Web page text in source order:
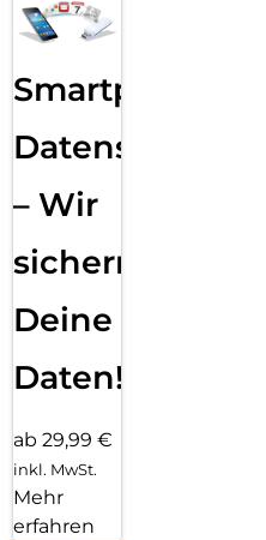
Smartphone
Datensicherung
– Wir
sichern
Deine
Daten!
ab 29,99 €
inkl. MwSt.
Mehr
erfahren